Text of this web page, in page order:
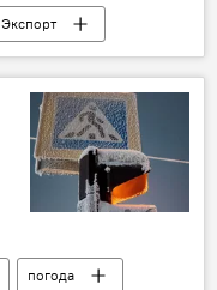
Экспорт
погода